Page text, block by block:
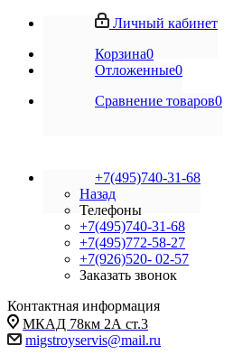
Личный кабинет
Корзина0
Отложенные0
Сравнение товаров0
+7(495)740-31-68
Назад
Телефоны
+7(495)740-31-68
+7(495)772-58-27
+7(926)520- 02-57
Заказать звонок
Контактная информация
МКАД 78км 2А ст.3
migstroyservis@mail.ru